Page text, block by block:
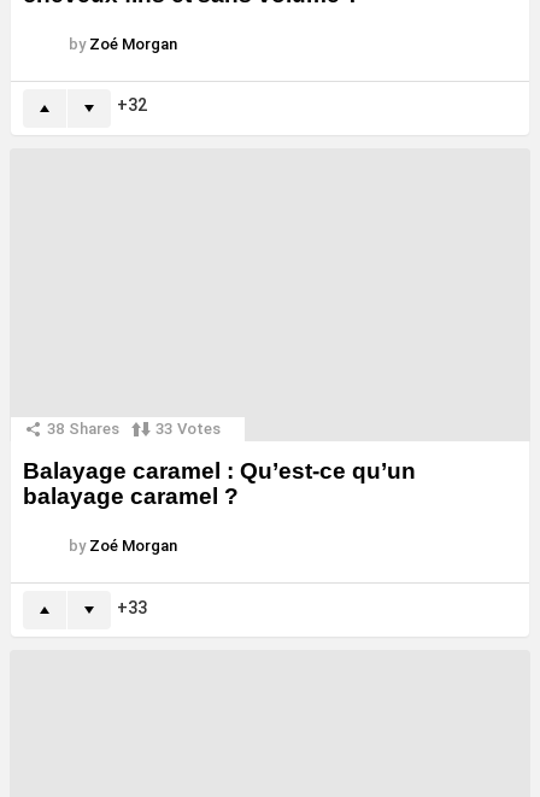
by Zoé Morgan
32
38 Shares 33 Votes
Balayage caramel : Qu’est-ce qu’un
balayage caramel ?
by Zoé Morgan
33